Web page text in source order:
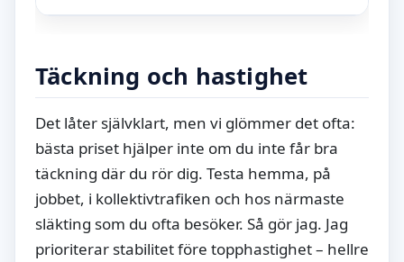
Täckning och hastighet
Det låter självklart, men vi glömmer det ofta:
bästa priset hjälper inte om du inte får bra
täckning där du rör dig. Testa hemma, på
jobbet, i kollektivtrafiken och hos närmaste
släkting som du ofta besöker. Så gör jag. Jag
prioriterar stabilitet före topphastighet – hellre